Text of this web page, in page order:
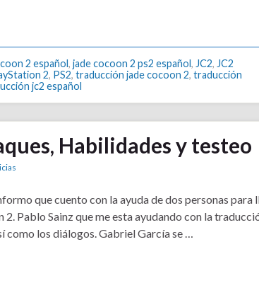
2 español, jade cocoon 2 ps2 español, JC2, JC2
2, PS2, traducción jade cocoon 2, traducción
jc2 español
Habilidades y testeo
que cuento con la ayuda de dos personas para
Pablo Sainz que me esta ayudando con la
como los diálogos. Gabriel García se …